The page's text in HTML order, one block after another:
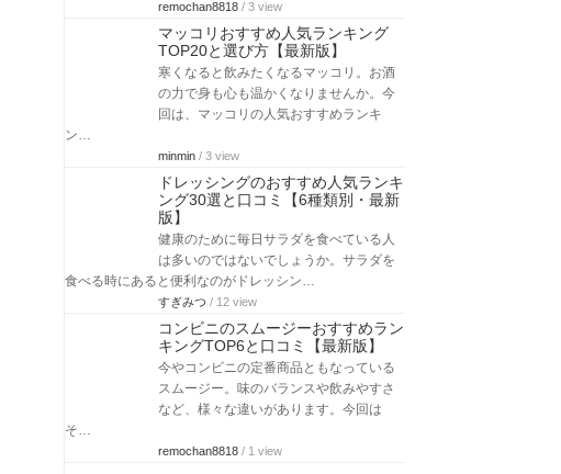
remochan8818 / 3 view
マッコリおすすめ人気ランキング
TOP20と選び方【最新版】
寒くなると飲みたくなるマッコリ。お酒
の力で身も心も温かくなりませんか。今
回は、マッコリの人気おすすめランキ
ン…
minmin / 3 view
ドレッシングのおすすめ人気ランキ
ング30選と口コミ【6種類別・最新
版】
健康のために毎日サラダを食べている人
は多いのではないでしょうか。サラダを
食べる時にあると便利なのがドレッシン…
すぎみつ / 12 view
コンビニのスムージーおすすめラン
キングTOP6と口コミ【最新版】
今やコンビニの定番商品ともなっている
スムージー。味のバランスや飲みやすさ
など、様々な違いがあります。今回は
そ…
remochan8818 / 1 view